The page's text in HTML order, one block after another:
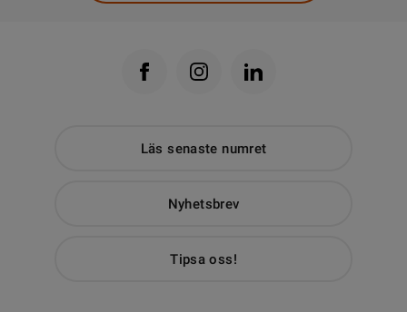
Läs senaste numret
Nyhetsbrev
Tipsa oss!